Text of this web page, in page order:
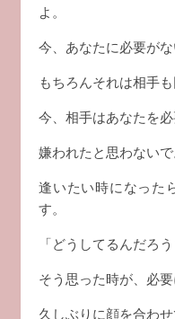
よ。
今、あなたに必要がな
もちろんそれは相手も
今、相手はあなたを必
嫌われたと思わないで
逢いたい時になった
す。
「どうしてるんだろ
そう思った時が、必要
久しぶりに顔を合わせ